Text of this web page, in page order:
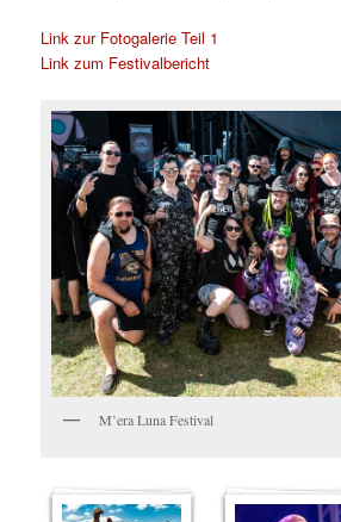
Link zur Fotogalerie Teil 1
Link zum Festivalbericht
M’era Luna Festival